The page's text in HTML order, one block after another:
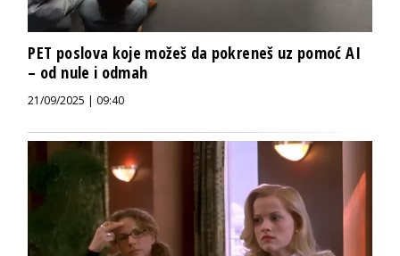
PET poslova koje možeš da pokreneš uz pomoć AI
– od nule i odmah
21/09/2025 | 09:40